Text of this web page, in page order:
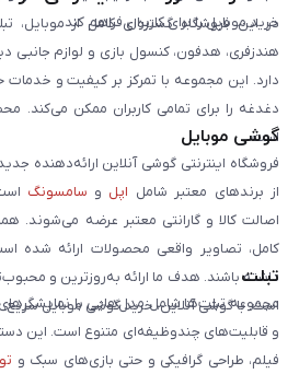
خرید موبایل را برای کاربران فراهم کند.
در این فروشگاه گستره‌ای کامل از موبایل،
هندزفری، هدفون، کنسول بازی و لوازم جانبی
دارد. این مجموعه با تمرکز بر کیفیت و
دغدغه را برای تمامی کاربران ممکن می‌کند.
است:
گوشی موبایل
فروشگاه اینترنتی گوشی آنلاین ارائه‌دهنده
از برندهای معتبر شامل اپل و سامسونگ
اصالت کالا و گارانتی معتبر عرضه می‌شوند.
کامل، تصاویر واقعی محصولات ارائه شده است
داشته باشند. هدف ما ارائه به‌روزترین و
است. با گوشی آنلاین، خرید گوشی موبایل
تبلت
مجموعه تبلت‌ها شامل مدل‌هایی با
و قابلیت‌های چندوظیفه‌ای متنوع است. این
فیلم، طراحی گرافیکی و حتی بازی‌های سبک و